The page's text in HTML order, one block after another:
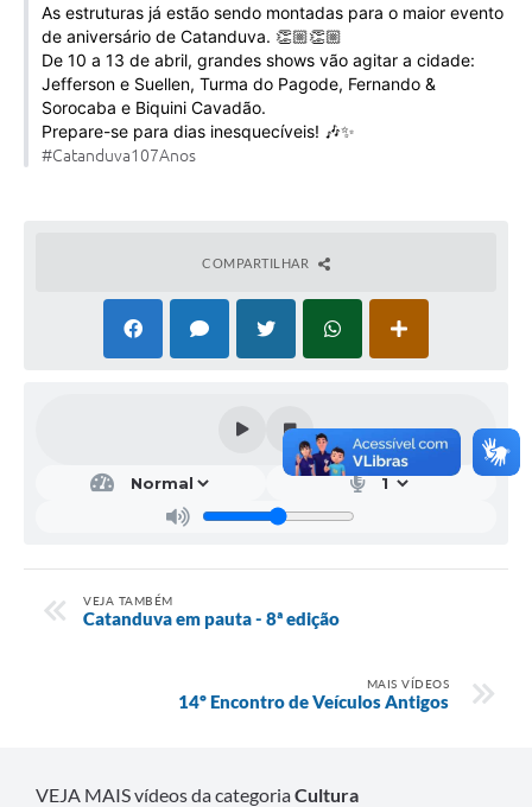
Obras
Galeria de Vídeos
Projetos
Links
Diário Oficial
Editais
As estruturas já estão sendo montadas para o maior evento
de aniversário de Catanduva. 👏🏼👏🏼
De 10 a 13 de abril, grandes shows vão agitar a cidade:
Jefferson e Suellen, Turma do Pagode, Fernando &
Sorocaba e Biquini Cavadão.
Prepare-se para dias inesquecíveis! 🎶✨
#Catanduva107Anos
COMPARTILHAR
VEJA TAMBÉM
Catanduva em pauta - 8ª edição
MAIS VÍDEOS
14º Encontro de Veículos Antigos
VEJA MAIS vídeos da categoriaCultura